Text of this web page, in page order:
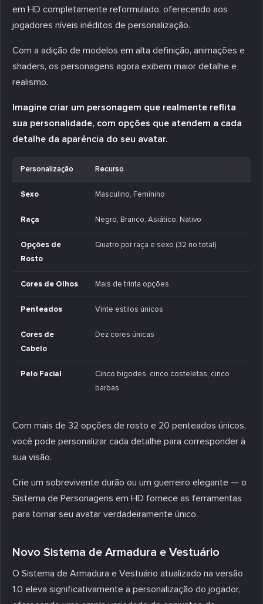
em HD completamente reformulado, oferecendo aos
jogadores níveis inéditos de personalização.
Com a adição de modelos em alta definição, animações e
shaders, os personagens agora exibem maior detalhe e
realismo.
Imagine criar um personagem que realmente reflita
sua personalidade, com opções que atendem a cada
detalhe da aparência do seu avatar.
Personalização Recurso
Sexo Masculino, Feminino
Raça Negro, Branco, Asiático, Nativo
Opções de
Rosto
Quatro por raça e sexo (32 no total)
Cores de Olhos Mais de trinta opções
Penteados Vinte estilos únicos
Cores de
Cabelo
Dez cores únicas
Pelo Facial
Cinco bigodes, cinco costeletas, cinco
barbas
Com mais de 32 opções de rosto e 20 penteados únicos,
você pode personalizar cada detalhe para corresponder à
sua visão.
Crie um sobrevivente durão ou um guerreiro elegante — o
Sistema de Personagens em HD fornece as ferramentas
para tornar seu avatar verdadeiramente único.
Novo Sistema de Armadura e Vestuário
O Sistema de Armadura e Vestuário atualizado na versão
1.0 eleva significativamente a personalização do jogador,